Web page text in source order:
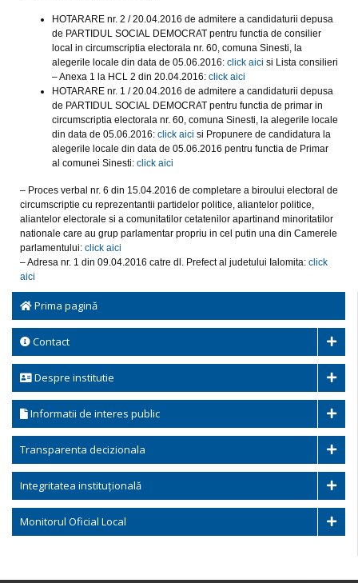
Prima pagină
Contact
Despre institutie
Informatii de interes public
Transparenta decizionala
Integritatea instituțională
Monitorul Oficial Local
HOTARARE nr. 2 / 20.04.2016 de admitere a candidaturii depusa
de PARTIDUL SOCIAL DEMOCRAT pentru functia de consilier
local in circumscriptia electorala nr. 60, comuna Sinesti, la
alegerile locale din data de 05.06.2016: click aici si Lista consilieri
– Anexa 1 la HCL 2 din 20.04.2016: click aici
HOTARARE nr. 1 / 20.04.2016 de admitere a candidaturii depusa
de PARTIDUL SOCIAL DEMOCRAT pentru functia de primar in
circumscriptia electorala nr. 60, comuna Sinesti, la alegerile locale
din data de 05.06.2016: click aici si Propunere de candidatura la
alegerile locale din data de 05.06.2016 pentru functia de Primar
al comunei Sinesti: click aici
– Proces verbal nr. 6 din 15.04.2016 de completare a biroului electoral de
circumscriptie cu reprezentantii partidelor politice, aliantelor politice,
aliantelor electorale si a comunitatilor cetatenilor apartinand minoritatilor
nationale care au grup parlamentar propriu in cel putin una din Camerele
parlamentului: click aici
– Adresa nr. 1 din 09.04.2016 catre dl. Prefect al judetului Ialomita: click
aici